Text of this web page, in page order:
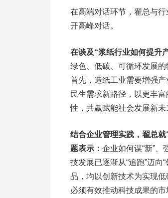
在高端对话环节，翟总与
开高峰对话。
在谈及“浆纸行业如何提升
绿色、低碳、可循环发展
首先，造纸工业需要增强
民生需求新路径，以更丰
性，共赢赋能社会发展新未
结合企业管理实践，翟总
题表示： 企业如何谋“新”、
技发展已逐渐从“追跑”迈
品，均以创新技术为实现低
必须有效推动科技成果的市